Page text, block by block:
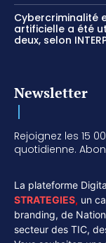
Cybercriminalité
artificielle a été
deux, selon
Newsletter
Rejoignez les 15
quotidienne.
La plateforme
STRATEGIES, un
branding, de
secteur des TIC,